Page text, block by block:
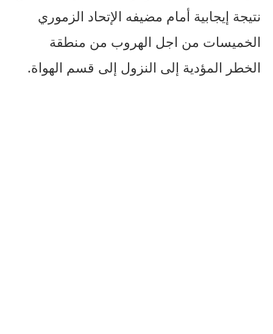
نتيجة إيجابية أمام مضيفه الإتحاد الزموري
الخميسات من اجل الهروب من منطقة
الخطر المؤدية إلى النزول إلى قسم الهواة.